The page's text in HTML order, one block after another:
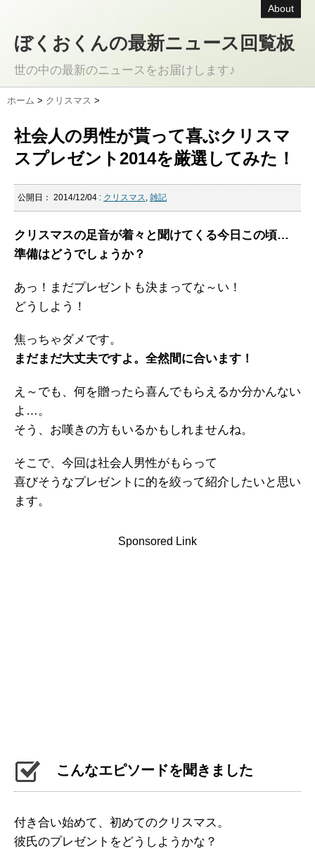
About
ぼくおくんの最新ニュース回覧板
世の中の最新のニュースをお届けします♪
ホーム > クリスマス >
社会人の男性が貰って喜ぶクリスマ
スプレゼント2014を厳選してみた！
公開日： 2014/12/04 : クリスマス, 雑記
クリスマスの足音が着々と聞けてくる今日この頃…
準備はどうでしょうか？
あっ！まだプレゼントも決まってな～い！
どうしよう！
焦っちゃダメです。
まだまだ大丈夫ですよ。全然間に合います！
え～でも、何を贈ったら喜んでもらえるか分かんない
よ…。
そう、お嘆きの方もいるかもしれませんね。
そこで、今回は社会人男性がもらって
喜びそうなプレゼントに的を絞って紹介したいと思い
ます。
Sponsored Link
こんなエピソードを聞きました
付き合い始めて、初めてのクリスマス。
彼氏のプレゼントをどうしようかな？